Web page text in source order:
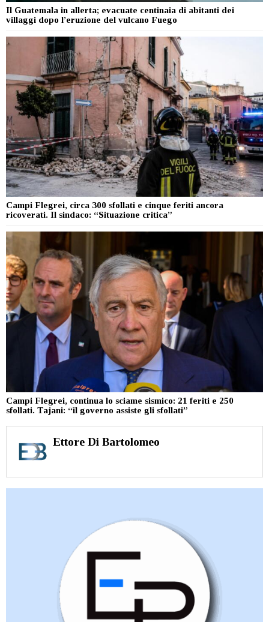
Il Guatemala in allerta; evacuate centinaia di abitanti dei
villaggi dopo l’eruzione del vulcano Fuego
Campi Flegrei, circa 300 sfollati e cinque feriti ancora
ricoverati. Il sindaco: “Situazione critica”
Campi Flegrei, continua lo sciame sismico: 21 feriti e 250
sfollati. Tajani: “il governo assiste gli sfollati”
Ettore Di Bartolomeo